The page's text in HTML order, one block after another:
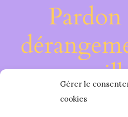
Gérer le
cookies